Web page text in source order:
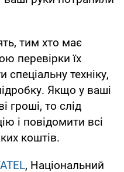
тим хто має
перевірки їх
спеціальну техніку,
Якщо у ваші
гроші, то слід
і повідомити всі
коштів.
, Національний